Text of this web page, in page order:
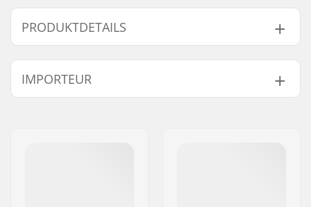
PRODUKTDETAILS
Bremsen-Typ: Flex Fender
IMPORTEUR